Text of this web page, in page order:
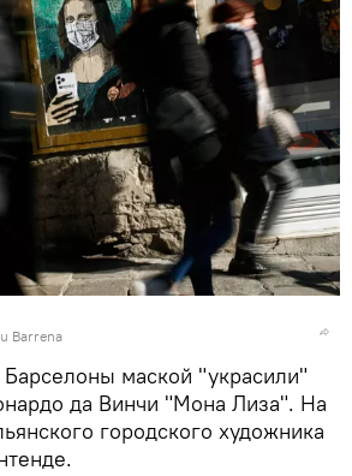
Barrena
маской "украсили"
да Винчи "Мона Лиза". На
городского художника